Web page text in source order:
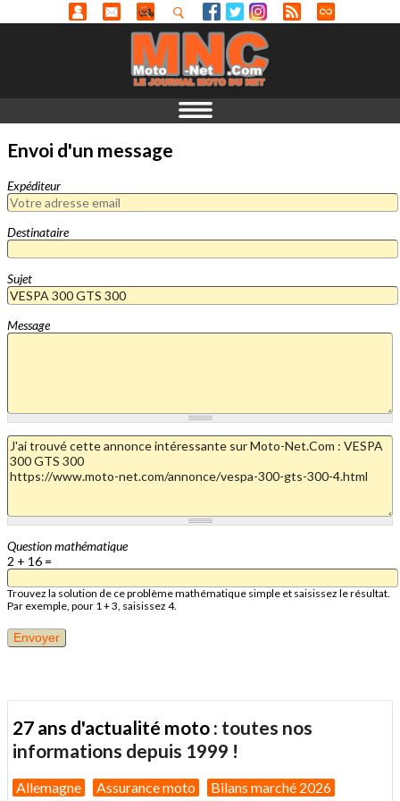
Envoi d'un message
Expéditeur
Destinataire
Sujet
Message
Question mathématique
2 + 16 =
Trouvez la solution de ce problème mathématique simple et saisissez le résultat.
Par exemple, pour 1 + 3, saisissez 4.
27 ans d'actualité moto : toutes nos
informations depuis 1999 !
Allemagne Assurance moto Bilans marché 2026